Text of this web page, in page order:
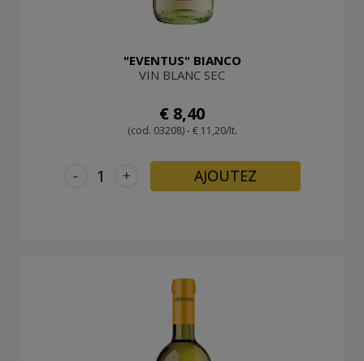
"EVENTUS" BIANCO
VIN BLANC SEC
€ 8,40
(cod. 03208) - € 11,20/lt.
+
- AJOUTEZ